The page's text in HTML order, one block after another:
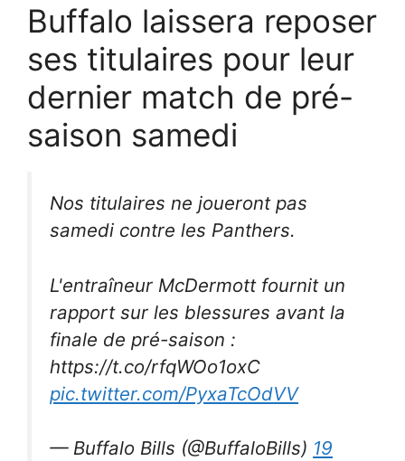
Buffalo laissera reposer
ses titulaires pour leur
dernier match de pré-
saison samedi
Nos titulaires ne joueront pas
samedi contre les Panthers.
L'entraîneur McDermott fournit un
rapport sur les blessures avant la
finale de pré-saison :
https://t.co/rfqWOo1oxC
pic.twitter.com/PyxaTcOdVV
— Buffalo Bills (@BuffaloBills) 19